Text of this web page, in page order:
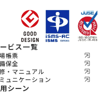
ビス一覧
帳票
保全
・マニュアル
ュニケーション
シーン